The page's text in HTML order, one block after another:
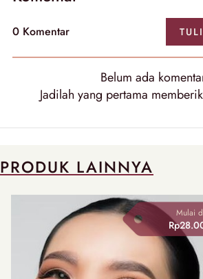
0 Komentar
Belum ada
Jadilah yang pertama
PRODUK LAINNYA
Mulai